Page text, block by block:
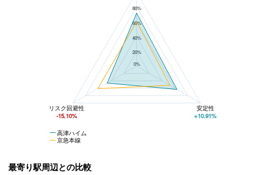
80%
60%
40%
20%
0%
高津ハイム
京急本線
リスク回避性
-15.10%
安定性
+10.91%
最寄り駅周辺との比較